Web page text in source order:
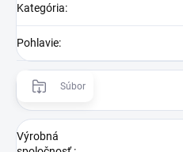
Kategória:
Pohlavie:
Súbor
Výrobná